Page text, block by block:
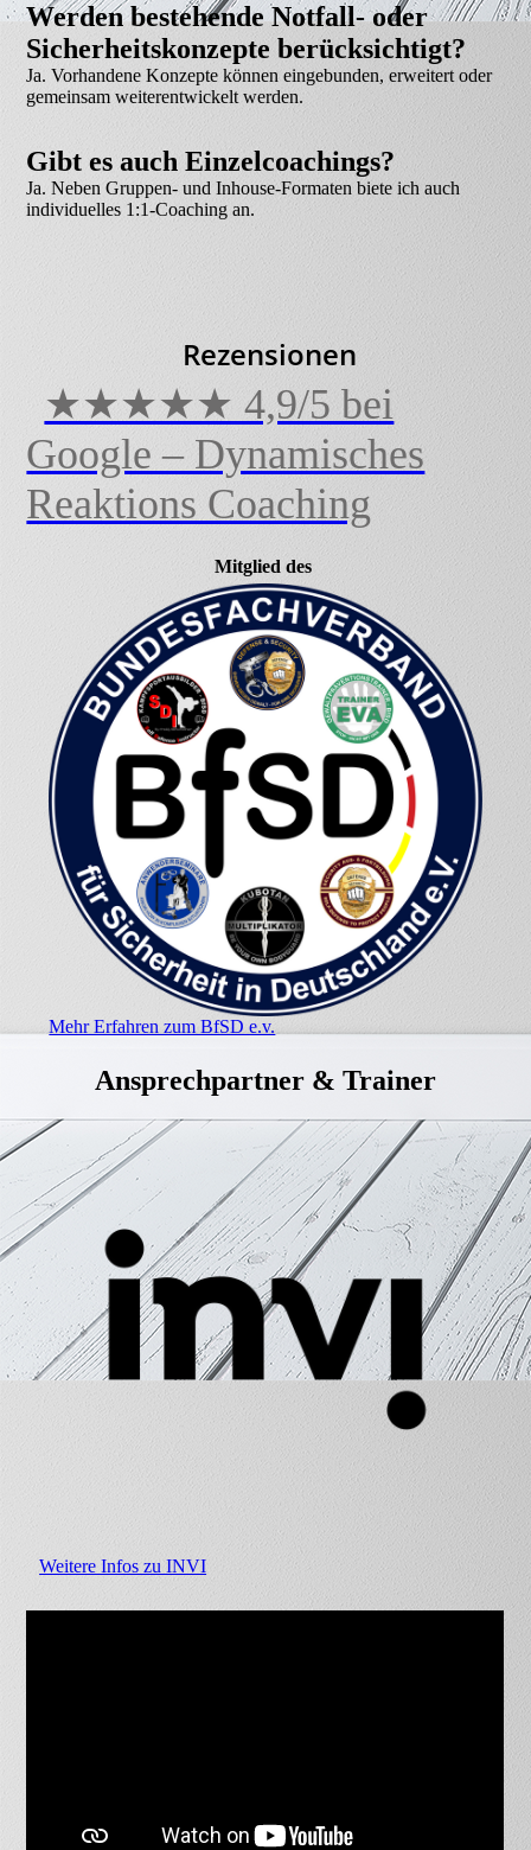
Werden bestehende Notfall- oder
Sicherheitskonzepte berücksichtigt?
Ja. Vorhandene Konzepte können eingebunden, erweitert oder
gemeinsam weiterentwickelt werden.
Gibt es auch Einzelcoachings?
Ja. Neben Gruppen- und Inhouse-Formaten biete ich auch
individuelles 1:1-Coaching an.
Rezensionen
★★★★★ 4,9/5 bei
Google – Dynamisches
Reaktions Coaching
Mitglied des
Mehr Erfahren zum BfSD e.v.
Ansprechpartner & Trainer
Weitere Infos zu INVI